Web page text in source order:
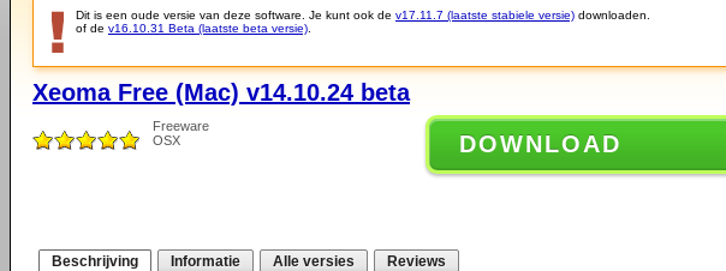
Dit is een oude versie van deze software. Je kunt ook de v17.11.7 (laatste stabiele versie) downloaden.
of de v16.10.31 Beta (laatste beta versie)
Xeoma Free (Mac) v14.10.24 beta
Freeware
OSX
DOWNLOAD
Beschrijving Informatie Alle versies Reviews